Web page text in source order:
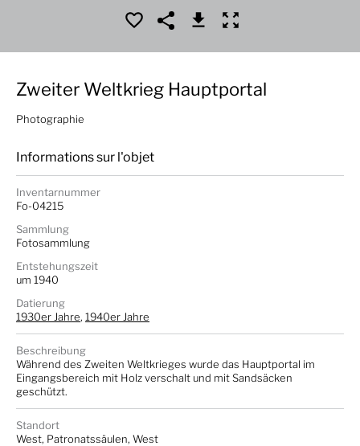
Zweiter Weltkrieg Hauptportal
Photographie
Informations sur l'objet
Inventarnummer
Fo-04215
Sammlung
Fotosammlung
Entstehungszeit
um 1940
Datierung
1930er Jahre, 1940er Jahre
Beschreibung
Während des Zweiten Weltkrieges wurde das Hauptportal im
Eingangsbereich mit Holz verschalt und mit Sandsäcken
geschützt.
Standort
West, Patronatssäulen, West